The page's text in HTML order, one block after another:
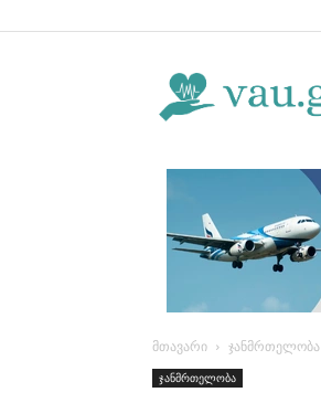
მთავარი ჯანმრთელობა
ჯანმრთელობა